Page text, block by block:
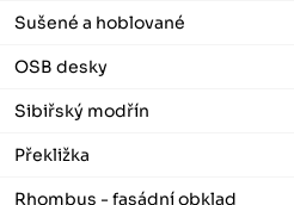
Sušené a hoblované
OSB desky
Sibiřský modřín
Překližka
Rhombus - fasádní obklad